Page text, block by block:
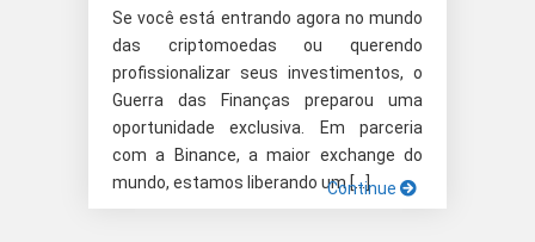
Se você está entrando agora no mundo
das criptomoedas ou querendo
profissionalizar seus investimentos, o
Guerra das Finanças preparou uma
oportunidade exclusiva. Em parceria
com a Binance, a maior exchange do
mundo, estamos liberando um […]
Continue